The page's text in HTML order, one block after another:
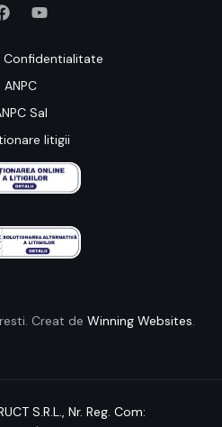
Confidentialitate
ANPC
Sal
litigii
Creat de Winning Websites.
S.R.L., Nr. Reg. Com: